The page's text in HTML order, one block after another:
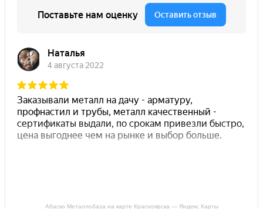
Абаско Металлобаза на карте Красноярска — Яндекс Карты